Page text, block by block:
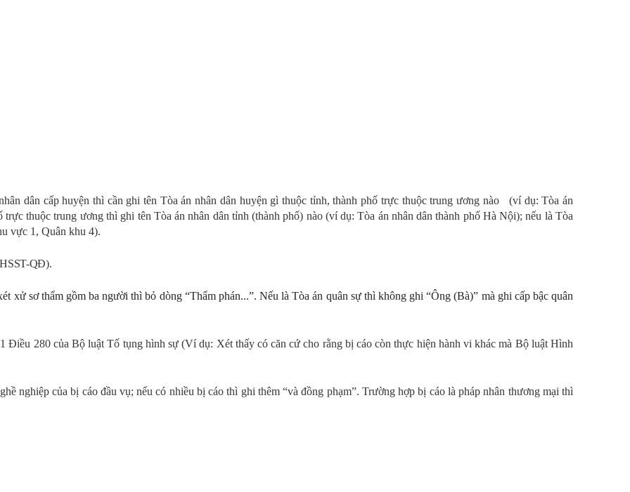
dân cấp huyện thì cần ghi tên Tòa án nhân dân huyện gì thuộc tỉnh, thành phố trực thuộc trung ương nào (ví dụ: Tòa án
trực thuộc trung ương thì ghi tên Tòa án nhân dân tỉnh (thành phố) nào (ví dụ: Tòa án nhân dân thành phố Hà Nội);nếu là Tòa
vực 1, Quân khu 4).
QĐ).
xử sơ thẩm gồm ba người thì bỏ dòng “Thẩm phán...”. Nếu là Tòa án quân sự thì không ghi “Ông (Bà)” mà ghi cấp bậc quân
Điều 280của Bộ luật Tố tụng hình sự (Ví dụ: Xét thấy có căn cứ cho rằng bị cáo còn thực hiện hành vi khác mà Bộ luật Hình
nghiệp của bị cáo đầu vụ; nếu có nhiều bị cáo thì ghi thêm“và đồng phạm”. Trường hợp bị cáo là pháp nhân thương mại thì